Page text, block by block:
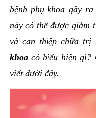
bệnh phụ khoa gây
này có thể được giảm
và can thiệp chữa
khoacó biểu hiện gì?
viết dưới đây.